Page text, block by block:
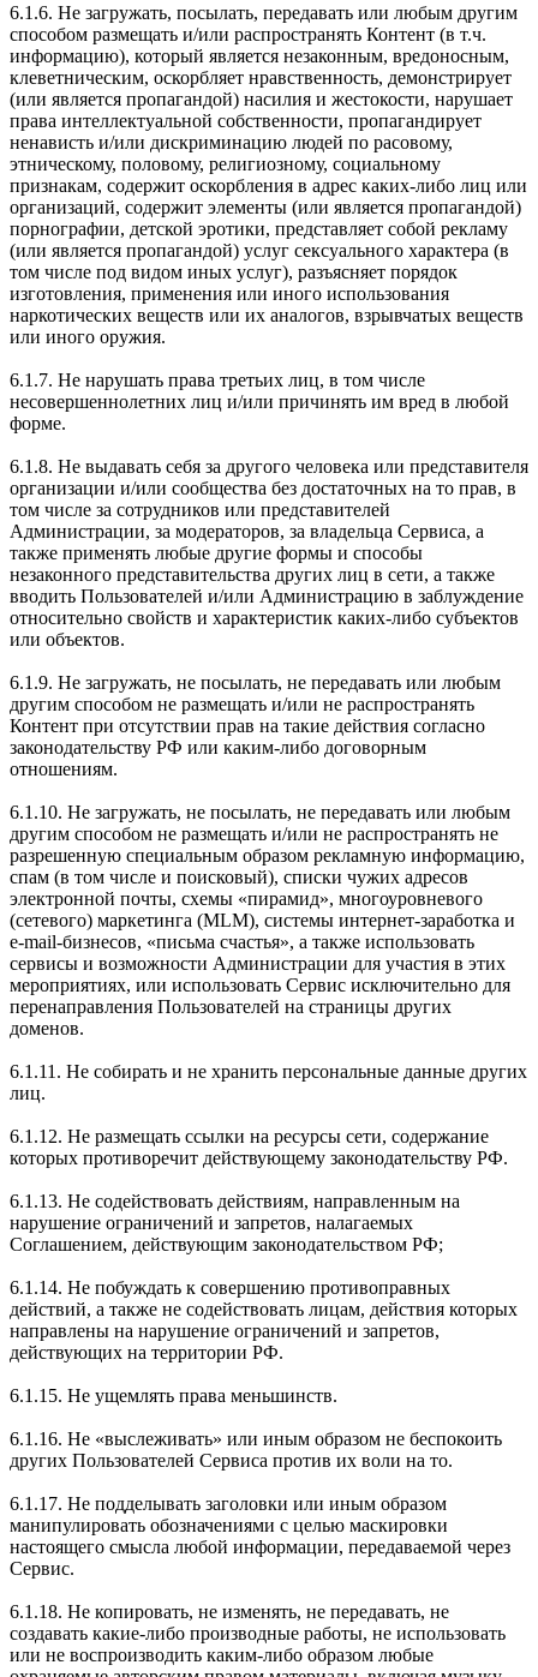
6.1.6. Не загружать, посылать, передавать или любым другим
способом размещать и/или распространять Контент (в т.ч.
информацию), который является незаконным, вредоносным,
клеветническим, оскорбляет нравственность, демонстрирует
(или является пропагандой) насилия и жестокости, нарушает
права интеллектуальной собственности, пропагандирует
ненависть и/или дискриминацию людей по расовому,
этническому, половому, религиозному, социальному
признакам, содержит оскорбления в адрес каких-либо лиц или
организаций, содержит элементы (или является пропагандой)
порнографии, детской эротики, представляет собой рекламу
(или является пропагандой) услуг сексуального характера (в
том числе под видом иных услуг), разъясняет порядок
изготовления, применения или иного использования
наркотических веществ или их аналогов, взрывчатых веществ
или иного оружия.
6.1.7. Не нарушать права третьих лиц, в том числе
несовершеннолетних лиц и/или причинять им вред в любой
форме.
6.1.8. Не выдавать себя за другого человека или представителя
организации и/или сообщества без достаточных на то прав, в
том числе за сотрудников или представителей
Администрации, за модераторов, за владельца Сервиса, а
также применять любые другие формы и способы
незаконного представительства других лиц в сети, а также
вводить Пользователей и/или Администрацию в заблуждение
относительно свойств и характеристик каких-либо субъектов
или объектов.
6.1.9. Не загружать, не посылать, не передавать или любым
другим способом не размещать и/или не распространять
Контент при отсутствии прав на такие действия согласно
законодательству РФ или каким-либо договорным
отношениям.
6.1.10. Не загружать, не посылать, не передавать или любым
другим способом не размещать и/или не распространять не
разрешенную специальным образом рекламную информацию,
спам (в том числе и поисковый), списки чужих адресов
электронной почты, схемы «пирамид», многоуровневого
(сетевого) маркетинга (MLM), системы интернет-заработка и
e-mail-бизнесов, «письма счастья», а также использовать
сервисы и возможности Администрации для участия в этих
мероприятиях, или использовать Сервис исключительно для
перенаправления Пользователей на страницы других
доменов.
6.1.11. Не собирать и не хранить персональные данные других
лиц.
6.1.12. Не размещать ссылки на ресурсы сети, содержание
которых противоречит действующему законодательству РФ.
6.1.13. Не содействовать действиям, направленным на
нарушение ограничений и запретов, налагаемых
Соглашением, действующим законодательством РФ;
6.1.14. Не побуждать к совершению противоправных
действий, а также не содействовать лицам, действия которых
направлены на нарушение ограничений и запретов,
действующих на территории РФ.
6.1.15. Не ущемлять права меньшинств.
6.1.16. Не «выслеживать» или иным образом не беспокоить
других Пользователей Сервиса против их воли на то.
6.1.17. Не подделывать заголовки или иным образом
манипулировать обозначениями с целью маскировки
настоящего смысла любой информации, передаваемой через
Сервис.
6.1.18. Не копировать, не изменять, не передавать, не
создавать какие-либо производные работы, не использовать
или не воспроизводить каким-либо образом любые